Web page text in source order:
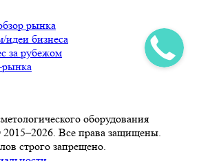
рынка
бизнеса
за рубежом
оборудования
Все права защищены.
строго запрещено.